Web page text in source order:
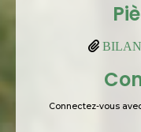
Connectez-vous